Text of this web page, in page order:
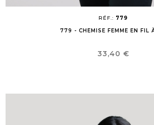
RÉF.: 779
779 - CHEMISE FEMME EN FIL
Prix
33,40 €